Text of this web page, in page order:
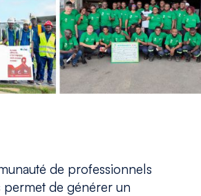
de professionnels
permet de générer un